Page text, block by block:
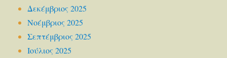
Δεκέμβριος 2025
Νοέμβριος 2025
Σεπτέμβριος 2025
Ιούλιος 2025